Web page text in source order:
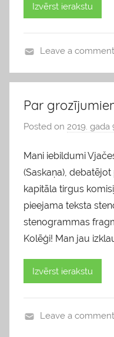
Izvērst ierakstu
l
g
s
Leave a comment
Par
Posted on 2019. gada
Mani iebildumi
(Saskaņa),
kapitāla tirgus
pieejama teksta
stenogrammas
Kolēģi! Man jau
Izvērst ierakstu
Leave a comment